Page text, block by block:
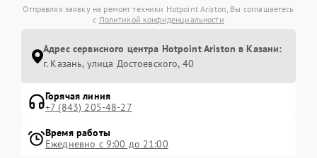
Отправляя заявку на ремонт техники Hotpoint Ariston, Вы соглашаетесь
с Политикой конфиденциальности
Адрес сервисного центра Hotpoint Ariston в Казани:
г. Казань, улица Достоевского, 40
Горячая линия
+7 (843) 205-48-27
Время работы
Ежедневно с 9:00 до 21:00